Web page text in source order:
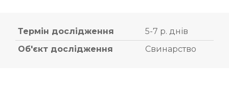
Термін дослідження
5-7 р. днів
Об'єкт дослідження
Свинарство